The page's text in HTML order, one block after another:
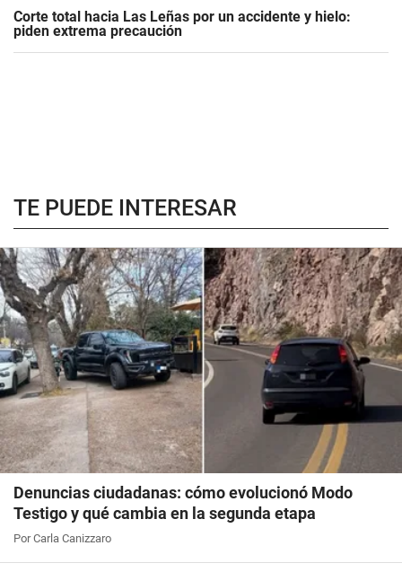
Corte total hacia Las Leñas por un accidente y hielo:
piden extrema precaución
TE PUEDE INTERESAR
Denuncias ciudadanas: cómo evolucionó Modo
Testigo y qué cambia en la segunda etapa
Por Carla Canizzaro